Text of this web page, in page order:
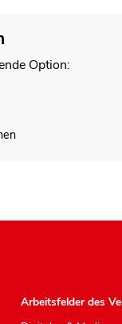
Option:
Arbeitsfelder des